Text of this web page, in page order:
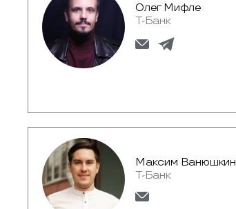
Олег Мифле
Т-Банк
Максим Ванюшкин
Т-Банк